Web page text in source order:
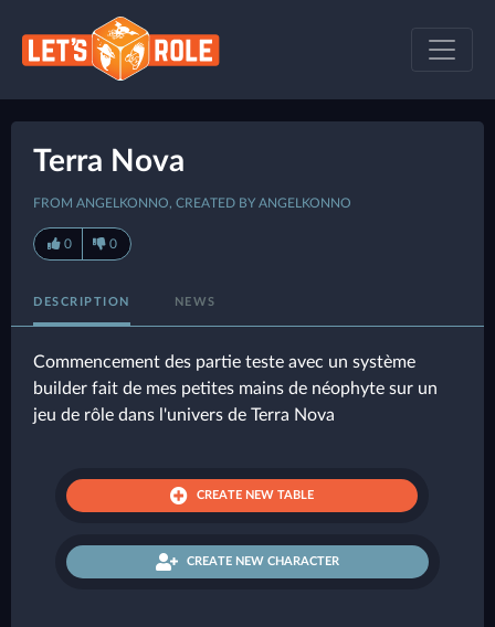
Terra Nova
FROM ANGELKONNO, CREATED BY ANGELKONNO
0 0
DESCRIPTION NEWS
Commencement des partie teste avec un système
builder fait de mes petites mains de néophyte sur un
jeu de rôle dans l'univers de Terra Nova
CREATE NEW TABLE
CREATE NEW CHARACTER